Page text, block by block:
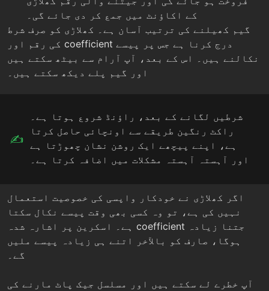
کے اکاؤنٹ میں جمع کر دی جائے گی۔
گیم کھیلنے کی ترتیب آسان ہے۔ کھلاڑی کو صرف شرط
کی رقم اور coefficient درج کرنا ہے جس پر پیسے
نکالنے ہیں۔ اس کے بعد، آپ آرام سے بیٹھ سکتے ہیں
اور گیم پلے دیکھ سکتے ہیں۔
شرطیں لگانے کے بعد، راؤنڈ شروع ہوتا ہے۔
راکٹ رنگین طریقے سے اونچائی حاصل کرتا
ہے، اپنے پیچھے ایک روشن نشان چھوڑتا ہے
اور آہستہ آہستہ مشکلات میں اضافہ کرتا ہے۔
اگر کھلاڑی نے خودکار واپسی کی خصوصیت استعمال
نہیں کی ہے، تو وہ کسی بھی وقت پیسے نکال سکتا
ہے۔ اسکرین پر اشارہ شدہ coefficient جتنا زیادہ
ہوگا، صارف کو بالآخر اتنے ہی زیادہ پیسے ملیں
گے۔
آپ خطرے لے سکتے ہیں اور مسلسل جیک پاٹ مارنے کی